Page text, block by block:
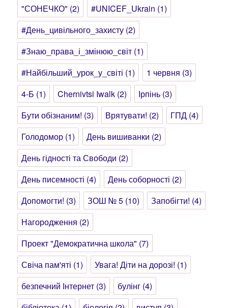
"СОНЕЧКО" (2) #UNICEF_Ukrain (1)
#День_цивільного_захисту (2)
#Знаю_права_і_змінюю_світ (1)
#Найбільший_урок_у_світі (1) 1 червня (3)
4-Б (1) Chernivtsi Iwalk (2) Ірпінь (3)
Бути обізнаним! (3) Врятувати! (2) ГПД (4)
Голодомор (1) День вишиванки (2)
День гідності та Свободи (2)
День писемності (4) День соборності (2)
Допомогти! (3) ЗОШ № 5 (10) Запобігти! (4)
Нагородження (2)
Проект "Демократична школа" (7)
Свіча пам'яті (1) Увага! Діти на дорозі! (1)
безпечний Інтернет (3) булінг (4)